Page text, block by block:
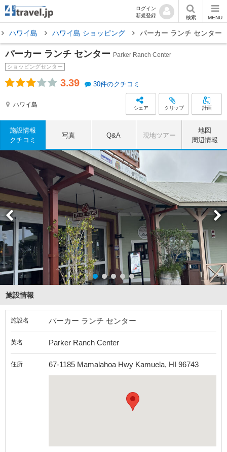
ログイン
新規登録
検索 MENU
ハワイ島 ハワイ島 ショッピング パーカー ランチ センター
パーカー ランチ センター Parker Ranch Center
ショッピングセンター
3.39 30件のクチコミ
ハワイ島 シェア クリップ 計画
施設情報
クチコミ
写真 Q&A 現地ツアー
地図
周辺情報
施設情報
施設名 パーカー ランチ センター
英名 Parker Ranch Center
住所 67-1185 Mamalahoa Hwy Kamuela, HI 96743